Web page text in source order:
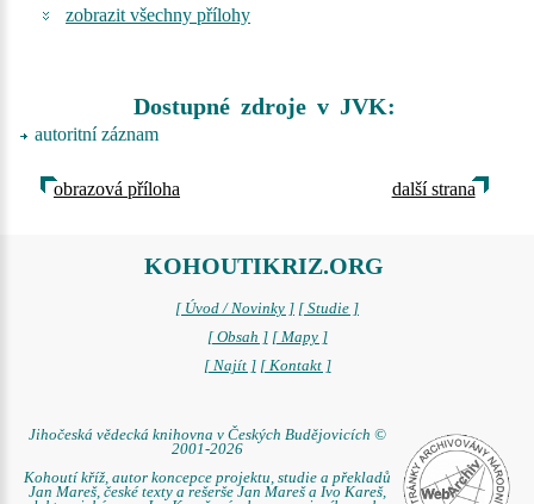
zobrazit všechny přílohy
Dostupné zdroje v JVK:
autoritní záznam
obrazová příloha další strana
KOHOUTIKRIZ.ORG
[ Úvod / Novinky ] [ Studie ]
[ Obsah ] [ Mapy ]
[ Najít ] [ Kontakt ]
Jihočeská vědecká knihovna v Českých Budějovicích ©
2001-2026
Kohoutí kříž, autor koncepce projektu, studie a překladů
Jan Mareš, české texty a rešerše Jan Mareš a Ivo Kareš,